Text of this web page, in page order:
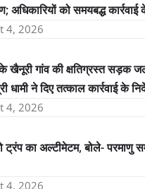
अधिकारियों को समयबद्ध कार्रवाई
4, 2026
खैनूरी गांव की क्षतिग्रस्त सड़क
धामी ने दिए तत्काल कार्रवाई के
4, 2026
ट्रंप का अल्टीमेटम, बोले- परमाणु
4, 2026